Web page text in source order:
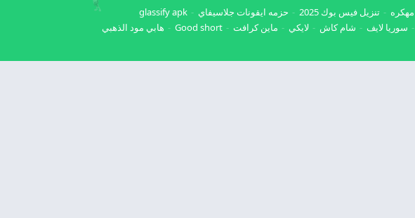
تنزيل فيس بوك 2025 حزمه ايقونات جلاسيفاي
glassify apk
سوريا لايف شام كاش لايكي ماين كرافت Good short
هابي مود الذهبي